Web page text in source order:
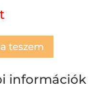
teszem
információk